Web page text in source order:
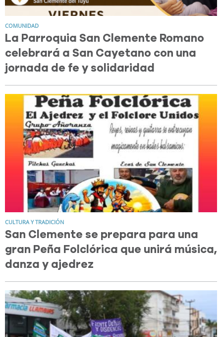
COMUNIDAD
La Parroquia San Clemente Romano
celebrará a San Cayetano con una
jornada de fe y solidaridad
CULTURA Y TRADICIÓN
San Clemente se prepara para una
gran Peña Folclórica que unirá música,
danza y ajedrez